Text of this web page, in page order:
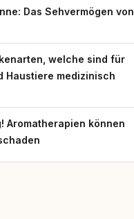
Das Sehvermögen von
welche sind für
Haustiere medizinisch
Aromatherapien können